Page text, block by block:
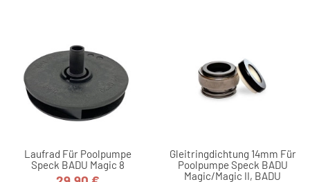
Laufrad Für Poolpumpe
Speck BADU Magic 8
Gleitringdichtung 14mm Für
Poolpumpe Speck BADU
Magic/Magic II, BADU